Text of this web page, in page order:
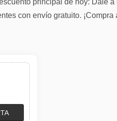
principal de hoy: Dale
con envío gratuito.